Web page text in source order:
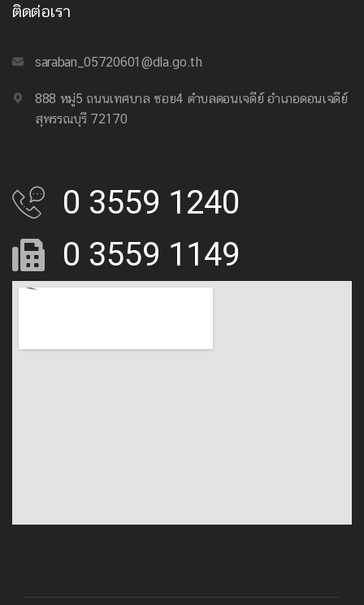
ติดต่อเรา
saraban_05720601@dla.go.th
888 หมู่5 ถนนเทศบาล ซอย4 ตำบลดอนเจดีย์ อำเภอดอนเจดีย์
สุพรรณบุรี 72170
0 3559 1240
0 3559 1149